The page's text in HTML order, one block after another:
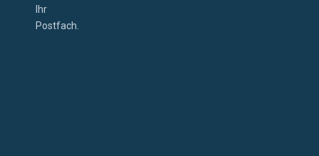
Ihr
Postfach.